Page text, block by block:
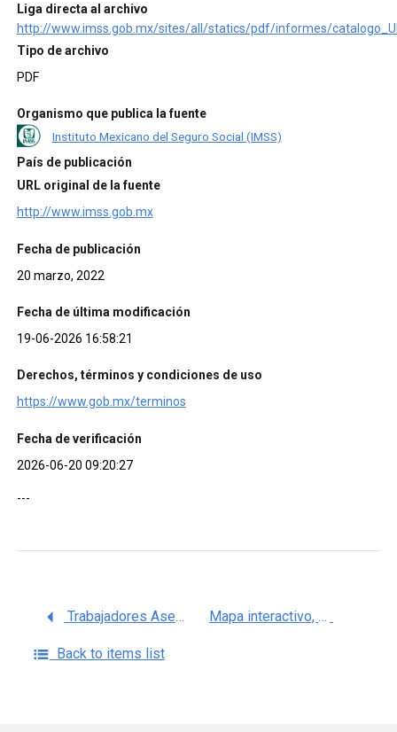
Liga directa al archivo
http://www.imss.gob.mx/sites/all/statics/pdf/informes/
Tipo de archivo
PDF
Organismo que publica la fuente
Instituto Mexicano del Seguro Social (IMSS)
País de publicación
URL original de la fuente
http://www.imss.gob.mx
Fecha de publicación
20 marzo, 2022
Fecha de última modificación
19-06-2026 16:58:21
Derechos, términos y condiciones de uso
https://www.gob.mx/terminos
Fecha de verificación
2026-06-20 09:20:27
---
Trabajadores Asegurados en el IMSS por Entidad Federativa, IMSS Mapa interactivo, puestos de trabajo y salario afiliado (2018-2019)
Back to items list